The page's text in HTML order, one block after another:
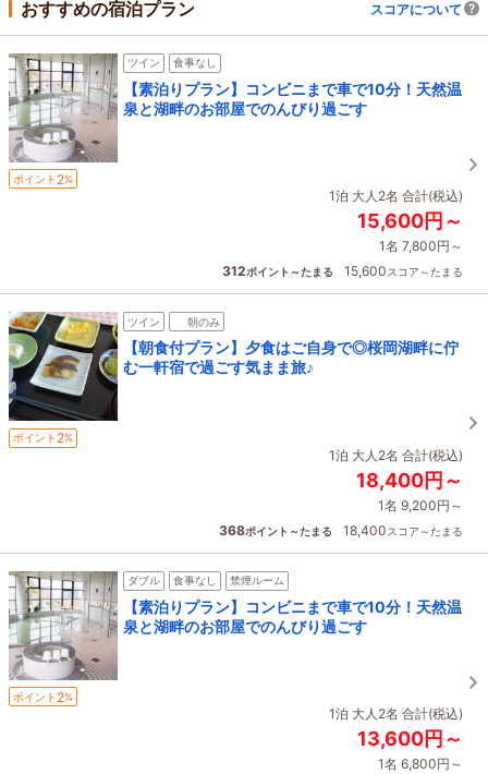
おすすめの宿泊プラン スコアについて
ツイン 食事なし
【素泊りプラン】コンビニまで車で10分！天然温
泉と湖畔のお部屋でのんびり過ごす
ポイント 2%
1泊 大人2名 合計(税込)
15,600円～
1名 7,800円～
312ポイント～たまる 15,600スコア～たまる
ツイン 朝のみ
【朝食付プラン】夕食はご自身で◎桜岡湖畔に佇
む一軒宿で過ごす気まま旅♪
ポイント 2%
1泊 大人2名 合計(税込)
18,400円～
1名 9,200円～
368ポイント～たまる 18,400スコア～たまる
ダブル 食事なし 禁煙ルーム
【素泊りプラン】コンビニまで車で10分！天然温
泉と湖畔のお部屋でのんびり過ごす
ポイント 2%
1泊 大人2名 合計(税込)
13,600円～
1名 6,800円～